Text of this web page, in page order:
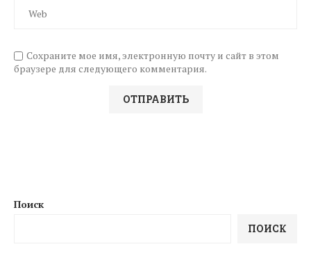
Сохраните мое имя, электронную почту и сайт в этом
браузере для следующего комментария.
Поиск
ПОИСК